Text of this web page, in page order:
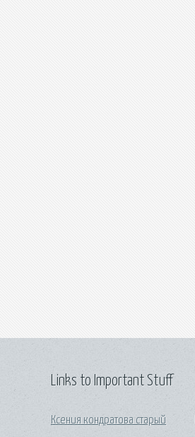
Links to Important Stuff
Ксения кондратова старый